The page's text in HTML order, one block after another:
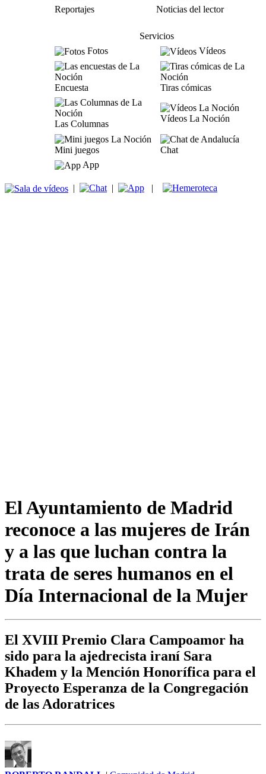
Reportajes
Noticias del lector
Servicios
Fotos
Vídeos
Encuesta Tiras cómicas
Las Columnas
Vídeos La Noción
Mini juegos
Chat
App
| | |
El Ayuntamiento de Madrid
reconoce a las mujeres de Irán
y a las que luchan contra la
trata de seres humanos en el
Día Internacional de la Mujer
El XVIII Premio Clara Campoamor ha
sido para la ajedrecista iraní Sara
Khadem y la Mención Honorífica para el
Proyecto Esperanza de la Congregación
de las Adoratrices